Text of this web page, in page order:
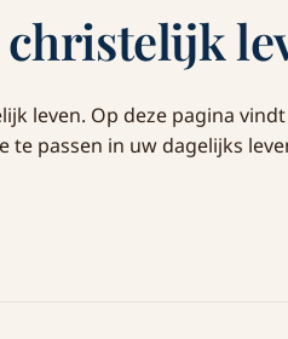
leven. Op deze pagina
passen in uw dagelijks